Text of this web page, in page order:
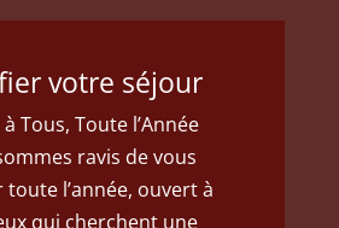
votre séjour
Tous, Toute l’Année
ravis de vous
toute l’année, ouvert à
qui cherchent une